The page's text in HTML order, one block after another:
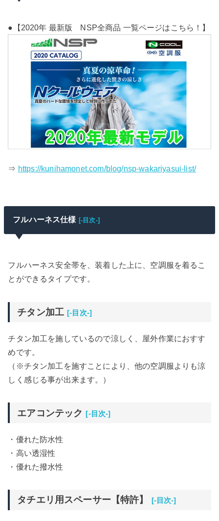
●【2020年 最新版 NSP全商品 一覧ページはこちら！】
⇒ https://kunihamonet.com/blog/nsp-wakariyasui-list/
フルハーネス仕様 [-目次-]
フルハーネス安全帯を、装着した上に、空調服を着るこ
とができるタイプです。
チタン加工 [-目次-]
チタン加工を施しているので涼しく、屋外作業におすす
めです。
（※チタン加工を施すことにより、他の空調服よりも涼
しく感じる事が出来ます。）
エアコンテック [-目次-]
・優れた防水性
・高い透湿性
・優れた撥水性
タチエリ用スペーサー【特許】 [-目次-]